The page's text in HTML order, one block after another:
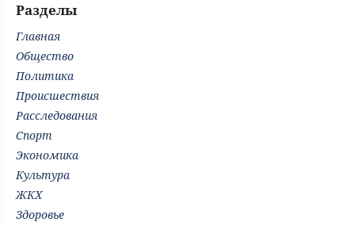
Разделы
Главная
Общество
Политика
Происшествия
Расследования
Спорт
Экономика
Культура
ЖКХ
Здоровье